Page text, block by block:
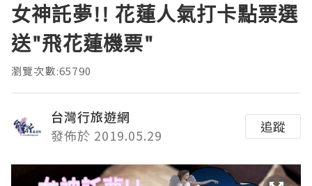
女神託夢!! 花蓮人氣打卡點票選
送"飛花蓮機票"
瀏覽次數:65790
台灣行旅遊網
發佈於 2019.05.29
追蹤